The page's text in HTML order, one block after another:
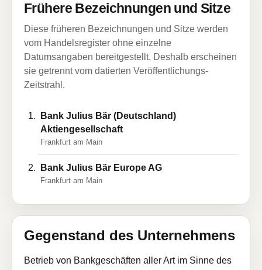
Frühere Bezeichnungen und Sitze
Diese früheren Bezeichnungen und Sitze werden
vom Handelsregister ohne einzelne
Datumsangaben bereitgestellt. Deshalb erscheinen
sie getrennt vom datierten Veröffentlichungs-
Zeitstrahl.
Bank Julius Bär (Deutschland)
Aktiengesellschaft
Frankfurt am Main
Bank Julius Bär Europe AG
Frankfurt am Main
Gegenstand des Unternehmens
Betrieb von Bankgeschäften aller Art im Sinne des